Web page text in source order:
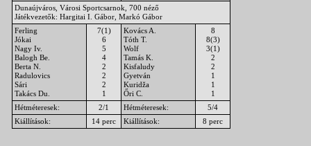
Dunaújváros, Városi Sportcsarnok, 700 néző
Játékvezetők: Hargitai I. Gábor, Markó Gábor
Ferling
Jókai
Nagy Iv.
Balogh Be.
Berta N.
Radulovics
Sári
Takács Du.
7(1)
6
5
4
2
2
2
1
Kovács A.
Tóth T.
Wolf
Tamás K.
Kisfaludy
Gyetván
Kuridža
Őri C.
8
8(3)
3(1)
2
2
1
1
1
Hétméteresek:
2/1 Hétméteresek:
5/4
Kiállítások:
14 perc Kiállítások: 8 perc